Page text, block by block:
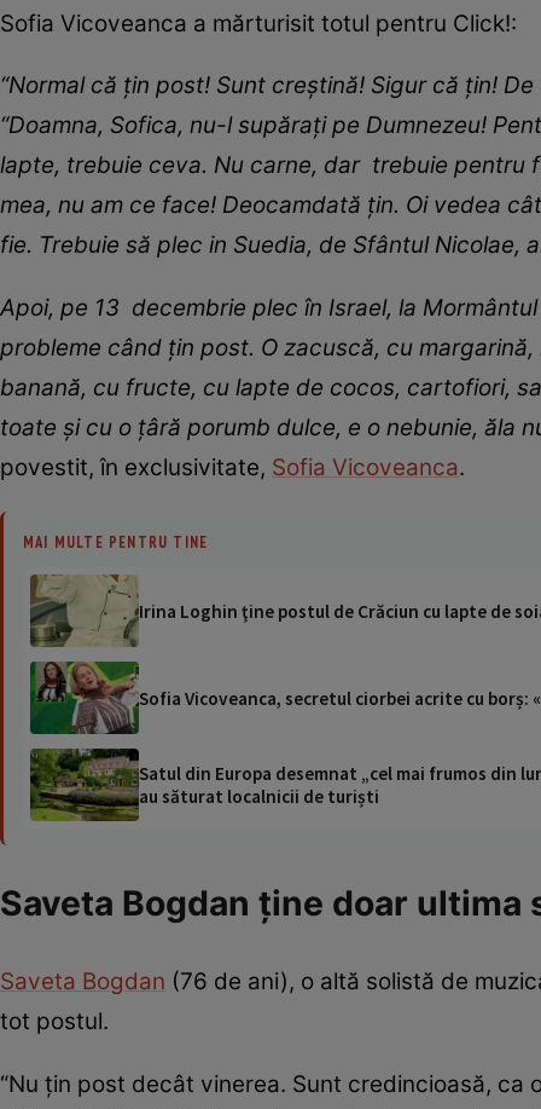
Sofia Vicoveanca a mărturisit totul pentru Click!:
“Normal că ţin post! Sunt creştină! Sigur că ţin!
“Doamna, Sofica, nu-l supăraţi pe Dumnezeu!
lapte, trebuie ceva. Nu carne, dar trebuie pentru
mea, nu am ce face! Deocamdată ţin. Oi vedea
fie. Trebuie să plec in Suedia, de Sfântul Nicolae,
Apoi, pe 13 decembrie plec în Israel, la
probleme când ţin post. O zacuscă, cu
banană, cu fructe, cu lapte de cocos, cartofiori,
toate şi cu o ţâră porumb dulce, e o nebunie, ăla
povestit, în exclusivitate, Sofia Vicoveanca.
MAI MULTE PENTRU TINE
Irina Loghin ţine postul de Crăciun cu lapte de
Sofia Vicoveanca, secretul ciorbei acrite cu borș:
Satul din Europa desemnat „cel mai frumos din
au săturat localnicii de turiști
Saveta Bogdan ţine doar ultima
Saveta Bogdan (76 de ani), o altă solistă de
tot postul.
“Nu ţin post decât vinerea. Sunt credincioasă, ca